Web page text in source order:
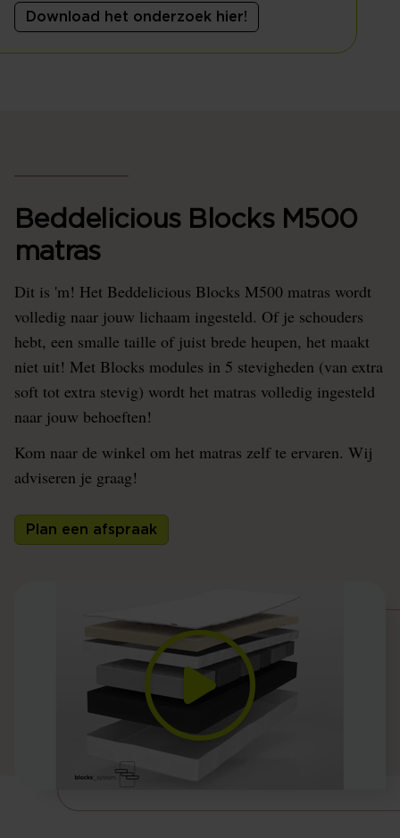
Download het onderzoek hier!
Beddelicious Blocks M500
matras
Dit is 'm! Het Beddelicious Blocks M500 matras wordt
volledig naar jouw lichaam ingesteld. Of je schouders
hebt, een smalle taille of juist brede heupen, het maakt
niet uit! Met Blocks modules in 5 stevigheden (van extra
soft tot extra stevig) wordt het matras volledig ingesteld
naar jouw behoeften!
Kom naar de winkel om het matras zelf te ervaren. Wij
adviseren je graag!
Plan een afspraak